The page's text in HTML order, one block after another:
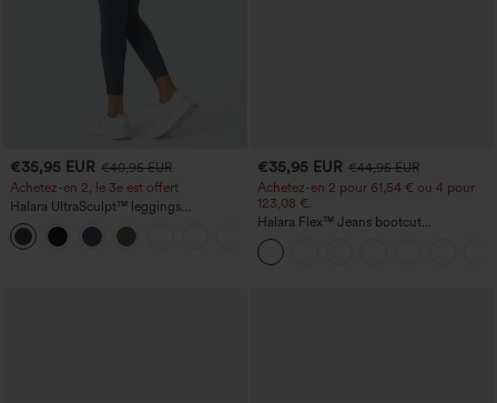
€35,95 EUR €40,95 EUR
Achetez-en 2, le 3e est offert
Halara UltraSculpt™ leggings
d'entraînement taille haute — fronces
liftantes pour le fessier, maintien gainant
du ventre et poche
€35,95 EUR €44,95 EUR
Achetez-en 2 pour 61,54 € ou 4 pour
123,08 €.
Halara Flex™ Jeans bootcut
décontractés taille haute, effet délavé,
avec poches